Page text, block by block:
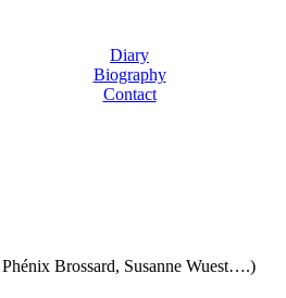
Diary
Biography
Contact
Brossard, Susanne Wuest….)